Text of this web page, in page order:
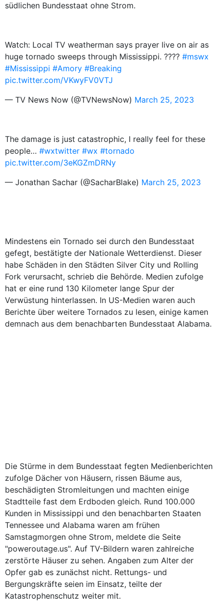
südlichen Bundesstaat ohne Strom.
Watch: Local TV weatherman says prayer live on air as
huge tornado sweeps through Mississippi. ???? #mswx
#Mississippi #Amory #Breaking
pic.twitter.com/VKwyFV0VTJ
— TV News Now (@TVNewsNow) March 25, 2023
The damage is just catastrophic, I really feel for these
people… #wxtwitter #wx #tornado
pic.twitter.com/3eKGZmDRNy
— Jonathan Sachar (@SacharBlake) March 25, 2023
Mindestens ein Tornado sei durch den Bundesstaat
gefegt, bestätigte der Nationale Wetterdienst. Dieser
habe Schäden in den Städten Silver City und Rolling
Fork verursacht, schrieb die Behörde. Medien zufolge
hat er eine rund 130 Kilometer lange Spur der
Verwüstung hinterlassen. In US-Medien waren auch
Berichte über weitere Tornados zu lesen, einige kamen
demnach aus dem benachbarten Bundesstaat Alabama.
Die Stürme in dem Bundesstaat fegten Medienberichten
zufolge Dächer von Häusern, rissen Bäume aus,
beschädigten Stromleitungen und machten einige
Stadtteile fast dem Erdboden gleich. Rund 100.000
Kunden in Mississippi und den benachbarten Staaten
Tennessee und Alabama waren am frühen
Samstagmorgen ohne Strom, meldete die Seite
"poweroutage.us". Auf TV-Bildern waren zahlreiche
zerstörte Häuser zu sehen. Angaben zum Alter der
Opfer gab es zunächst nicht. Rettungs- und
Bergungskräfte seien im Einsatz, teilte der
Katastrophenschutz weiter mit.